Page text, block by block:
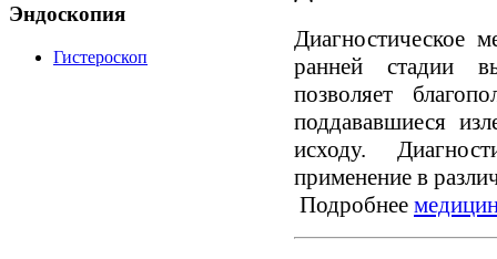
Эндоскопия
Гистероскоп
Диагностическое
ранней стадии
позволяет
поддававшиеся
исходу.
применение в
Подробнее